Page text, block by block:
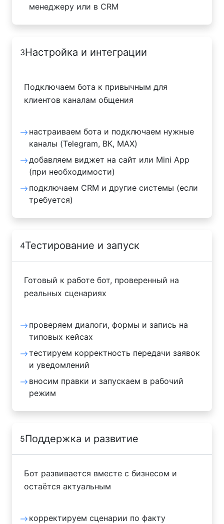
менеджеру или в CRM
3Настройка и интеграции
Подключаем бота к привычным для
клиентов каналам общения
настраиваем бота и подключаем нужные
каналы (Telegram, ВК, MAX)
добавляем виджет на сайт или Mini App
(при необходимости)
подключаем CRM и другие системы (если
требуется)
4Тестирование и запуск
Готовый к работе бот, проверенный на
реальных сценариях
проверяем диалоги, формы и запись на
типовых кейсах
тестируем корректность передачи заявок
и уведомлений
вносим правки и запускаем в рабочий
режим
5Поддержка и развитие
Бот развивается вместе с бизнесом и
остаётся актуальным
корректируем сценарии по факту